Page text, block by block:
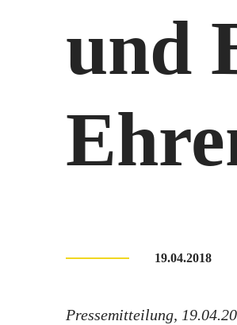
und
19.04.2018
Pressemitteilung,